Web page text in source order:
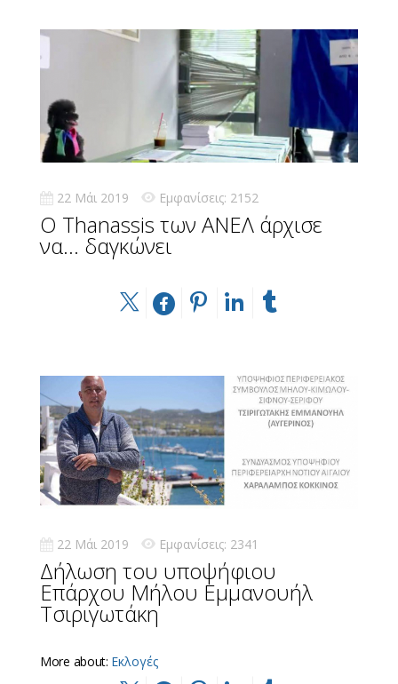
22 Μάι 2019 Εμφανίσεις: 2152
Ο Thanassis των ΑΝΕΛ άρχισε
να… δαγκώνει
22 Μάι 2019 Εμφανίσεις: 2341
Δήλωση του υποψήφιου
Επάρχου Μήλου Εμμανουήλ
Τσιριγωτάκη
More about: Εκλογές